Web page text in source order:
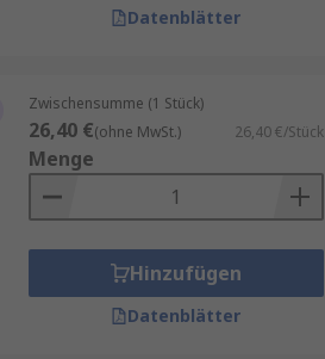
Datenblätter
Zwischensumme (1 Stück)
26,40 €(ohne MwSt.) 26,40 €/Stück
Menge
Hinzufügen
Datenblätter